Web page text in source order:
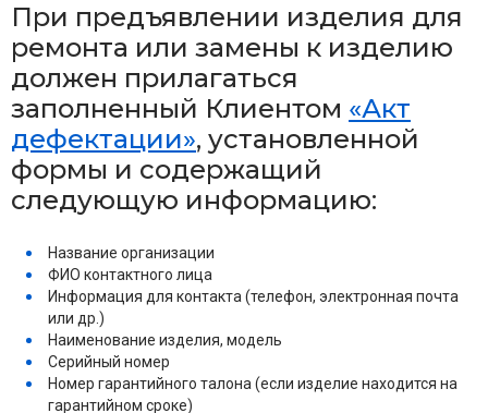
При предъявлении изделия для
ремонта или замены к изделию
должен прилагаться
заполненный Клиентом «Акт
дефектации», установленной
формы и содержащий
следующую информацию:
Название организации
ФИО контактного лица
Информация для контакта (телефон, электронная почта
или др.)
Наименование изделия, модель
Серийный номер
Номер гарантийного талона (если изделие находится на
гарантийном сроке)